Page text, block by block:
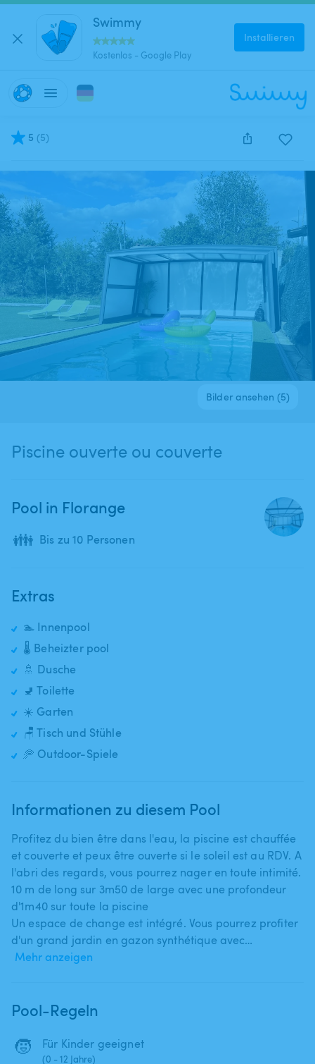
Swimmy
Kostenlos - Google Play
Installieren
5 (5)
Diese Anzeige wurde leider deaktiviert und kann nicht
reserviert werden.
Bilder ansehen (5)
Piscine ouverte ou couverte
Pool in Florange
👪 Bis zu 10 Personen
Extras
🏊 Innenpool
🌡️ Beheizter pool
🚿 Dusche
🚽 Toilette
☀️ Garten
🪑 Tisch und Stühle
🥏 Outdoor-Spiele
Informationen zu diesem Pool
Profitez du bien être dans l'eau​,​ la piscine est chauffée
et couverte et peux être ouverte si le soleil est au RDV. A
l'abri des regards​,​ vous pourrez nager en toute intimité.
10 m de long sur 3m50 de large avec une profondeur
d'1m40 sur toute la piscine
Un espace de change est intégré. Vous pourrez profiter
d'un grand jardin en gazon synthétique avec…
Mehr anzeigen
Pool-Regeln
🧒 Für Kinder geeignet
(0 - 12 Jahre)